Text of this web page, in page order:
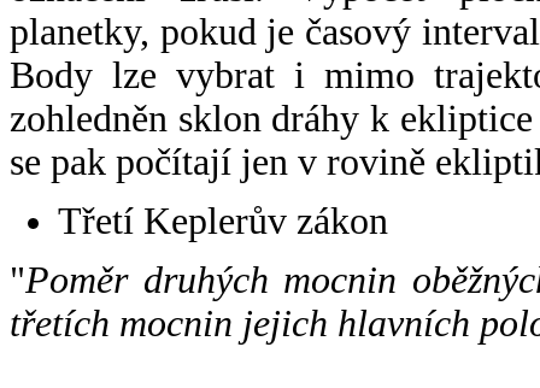
planetky, pokud je časový
Body lze vybrat i mimo
zohledněn sklon dráhy k
se pak počítají jen v rovině
Třetí Keplerův zákon
"Poměr druhých mocnin
třetích mocnin jejich hlavních